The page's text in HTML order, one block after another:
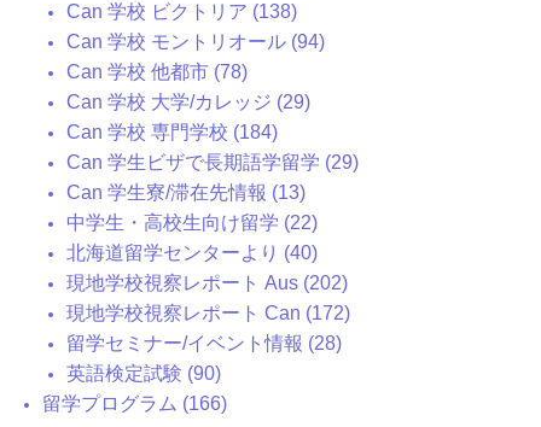
Can 学校 ビクトリア (138)
Can 学校 モントリオール (94)
Can 学校 他都市 (78)
Can 学校 大学/カレッジ (29)
Can 学校 専門学校 (184)
Can 学生ビザで長期語学留学 (29)
Can 学生寮/滞在先情報 (13)
中学生・高校生向け留学 (22)
北海道留学センターより (40)
現地学校視察レポート Aus (202)
現地学校視察レポート Can (172)
留学セミナー/イベント情報 (28)
英語検定試験 (90)
留学プログラム (166)